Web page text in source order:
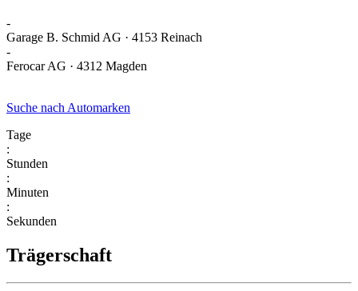
-
Garage B. Schmid AG · 4153 Reinach
-
Ferocar AG · 4312 Magden
Suche nach Automarken
Tage
:
Stunden
:
Minuten
:
Sekunden
Trägerschaft